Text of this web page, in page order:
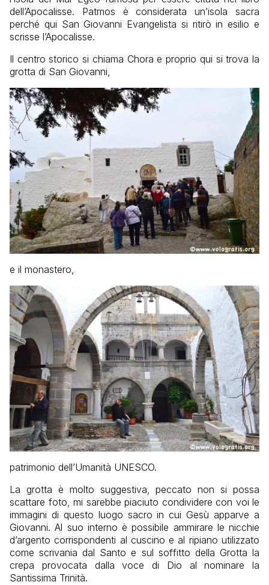
dell’Apocalisse. Patmos è considerata un’isola sacra
perché qui San Giovanni Evangelista si ritirò in esilio e
scrisse l’Apocalisse.
Il centro storico si chiama Chora e proprio qui si trova la
grotta di San Giovanni,
e il monastero,
patrimonio dell’Umanità UNESCO.
La grotta è molto suggestiva, peccato non si possa
scattare foto, mi sarebbe piaciuto condividere con voi le
immagini di questo luogo sacro in cui Gesù apparve a
Giovanni. Al suo interno è possibile ammirare le nicchie
d’argento corrispondenti al cuscino e al ripiano utilizzato
come scrivania dal Santo e sul soffitto della Grotta la
crepa provocata dalla voce di Dio al nominare la
Santissima Trinità.